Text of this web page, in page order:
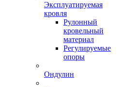
Эксплуатируемая
кровля
Рулонный
кровельный
материал
Регулируемые
опоры
Ондулин